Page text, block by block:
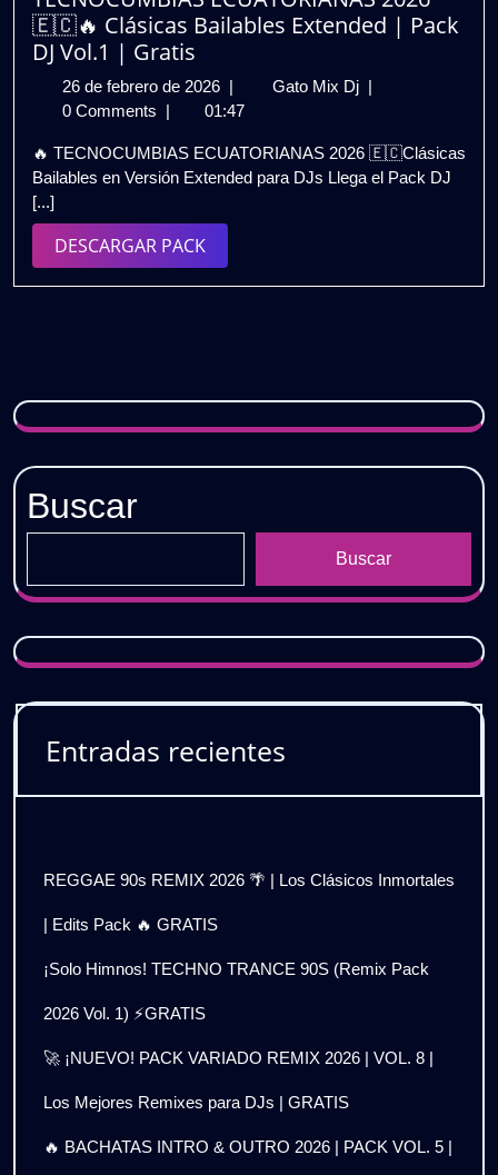
🔥
Gratis
🇪🇨🔥 Clásicas Bailables Extended | Pack
DJ Vol.1 | Gratis
26 de febrero de 2026 26
de
de
2026
Gato Mix Dj TECNOCUMBIAS
🇪🇨
🔥
|
Gratis
0 Comments
01:47
🔥 TECNOCUMBIAS ECUATORIANAS 2026 🇪🇨Clásicas
Bailables en Versión Extended para DJs Llega el Pack DJ
[...]
DESCARGAR PACKDESCARGAR
PACK
Buscar
Buscar
Entradas recientes
REGGAE 90s REMIX 2026 🌴 | Los Clásicos Inmortales
| Edits Pack 🔥 GRATIS
¡Solo Himnos! TECHNO TRANCE 90S (Remix Pack
2026 Vol. 1) ⚡GRATIS
🚀 ¡NUEVO! PACK VARIADO REMIX 2026 | VOL. 8 |
Los Mejores Remixes para DJs | GRATIS
🔥 BACHATAS INTRO & OUTRO 2026 | PACK VOL. 5 |